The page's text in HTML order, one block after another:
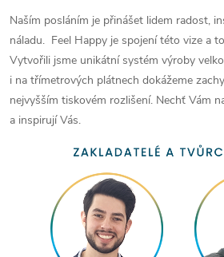
Naším posláním je přinášet lidem radost,
náladu. Feel Happy je spojení této vize a
Vytvořili jsme unikátní systém výroby
i na třímetrových plátnech dokážeme
nejvyšším tiskovém rozlišení. Nechť Vám
a inspirují Vás.